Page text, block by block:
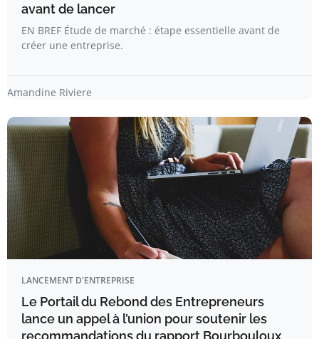
avant de lancer
EN BREF Étude de marché : étape essentielle avant de
créer une entreprise.
Amandine Riviere
LANCEMENT D'ENTREPRISE
Le Portail du Rebond des Entrepreneurs
lance un appel à l’union pour soutenir les
recommandations du rapport Bourbouloux